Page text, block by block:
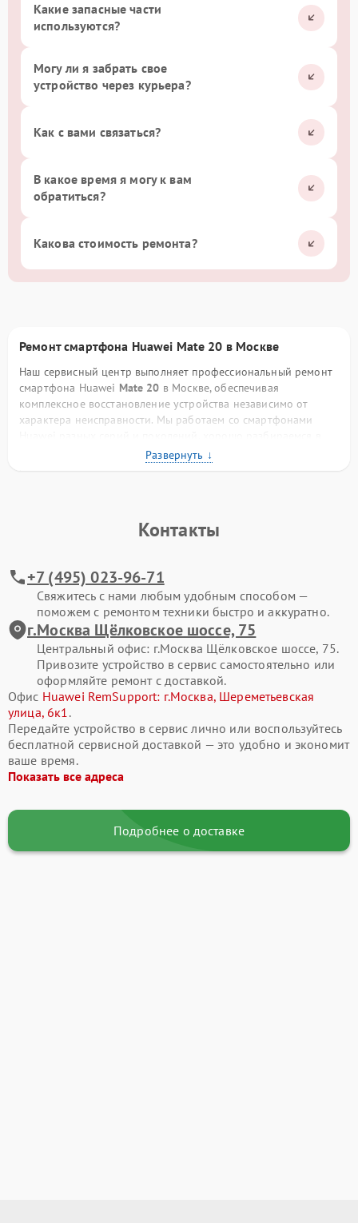
Какие запасные части
используются?
Могу ли я забрать свое
устройство через курьера?
Как с вами связаться?
В какое время я могу к вам
обратиться?
Какова стоимость ремонта?
Ремонт смартфона Huawei Mate 20 в Москве
Наш сервисный центр выполняет профессиональный ремонт
смартфона Huawei Mate 20 в Москве, обеспечивая
комплексное восстановление устройства независимо от
характера неисправности. Мы работаем со смартфонами
конструктивных особенностях бренда, схемотехнике плат,
фирменных процессорах и программном обеспечении. Такой
Современные смартфоны Huawei представляют собой
компонентов или программные ошибки со временем
приводят к сбоям. Своевременное обращение в сервис
помогает сохранить ресурс устройства и избежать
дорогостоящего восстановления в будущем.
Типовые поломки смартфонов Huawei
В процессе ремонта мы чаще всего сталкиваемся со
следующими неисправностями смартфона Huawei Mate 20:
разбитый экран, отсутствие изображения или
некорректная работа сенсора;
смартфон не включается или самопроизвольно
быстрая разрядка аккумулятора, проблемы с зарядкой;
не работает камера, динамик или микрофон;
Контакты
+7 (495) 023-96-71
Свяжитесь с нами любым удобным способом —
поможем с ремонтом техники быстро и аккуратно.
г.Москва Щёлковское шоссе, 75
Центральный офис: г.Москва Щёлковское шоссе, 75.
Привозите устройство в сервис самостоятельно или
оформляйте ремонт с доставкой.
Офис Huawei RemSupport: г.Москва, Шереметьевская
улица, 6к1.
Передайте устройство в сервис лично или воспользуйтесь
бесплатной сервисной доставкой — это удобно и экономит
ваше время.
Показать все адреса
Подробнее о доставке